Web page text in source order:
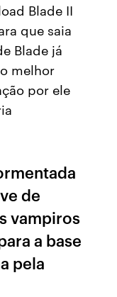
Blade II
que saia
Blade já
melhor
por ele
de
vampiros
a base
pela